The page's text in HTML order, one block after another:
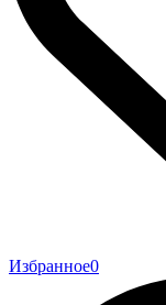
Избранное0